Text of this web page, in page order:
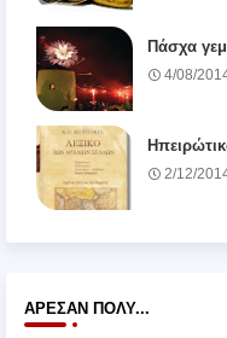
Πάσχα
4/08/
2/12/
ΆΡΕΣΑΝ ΠΟΛΎ...